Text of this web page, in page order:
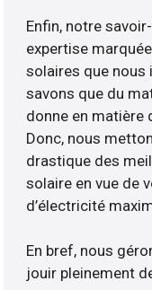
Enfin, notre
expertise
solaires que nous
savons que du
donne en matière
Donc, nous
drastique des
solaire en vue de
d’électricité
En bref, nous
jouir pleinement